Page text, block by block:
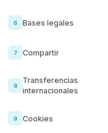
6 Bases legales
7 Compartir
8
Transferencias
internacionales
9 Cookies